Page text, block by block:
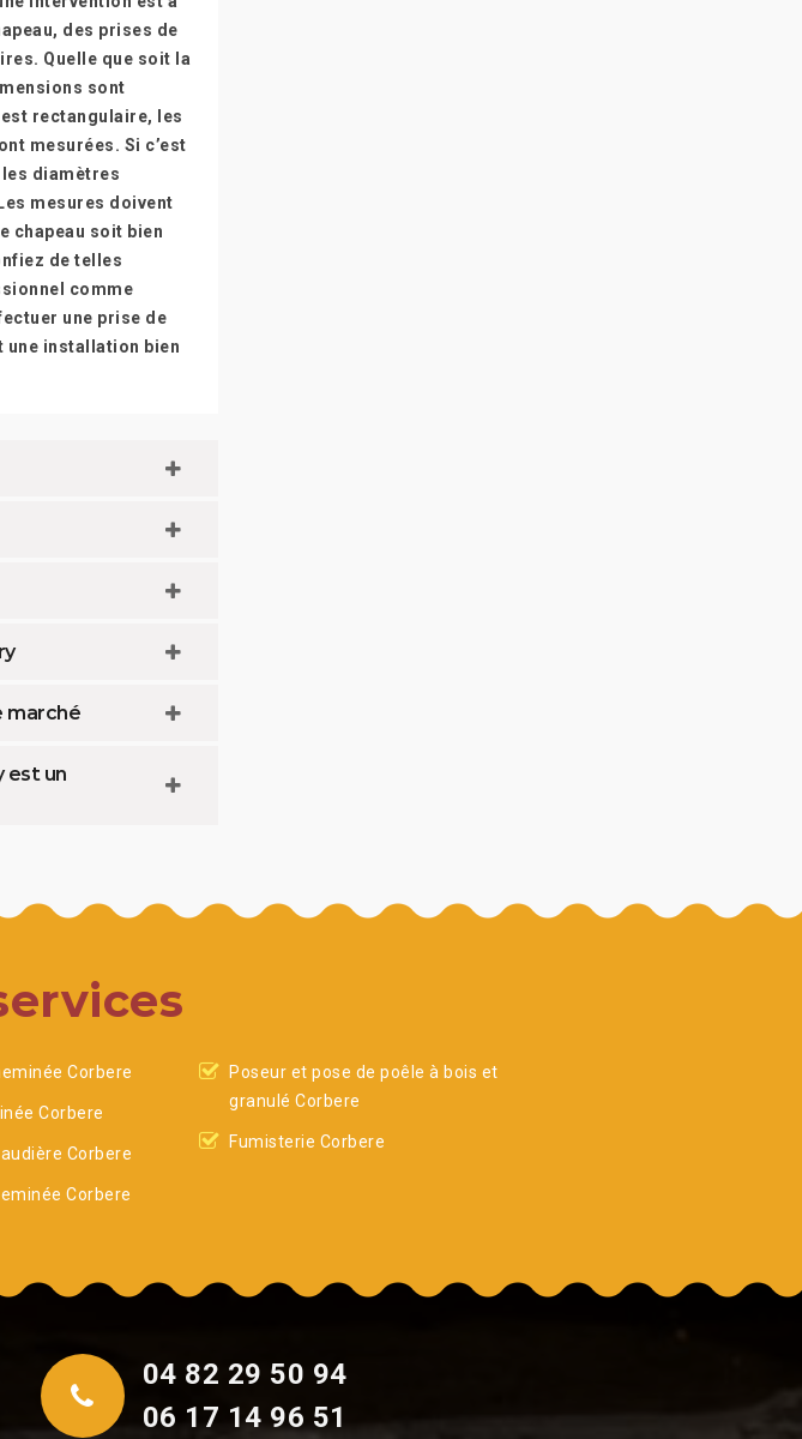
des prises de
Quelle que soit la
sont
rectangulaire, les
mesurées. Si c’est
diamètres
mesures doivent
chapeau soit bien
de telles
comme
une prise de
une installation bien
marché
est un
Corbere
Corbere
Corbere
Corbere
Poseur et pose de poêle à bois et
granulé Corbere
Fumisterie Corbere
04 82 29 50 94
06 17 14 96 51